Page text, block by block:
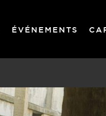
ÉVÉNEMENTS